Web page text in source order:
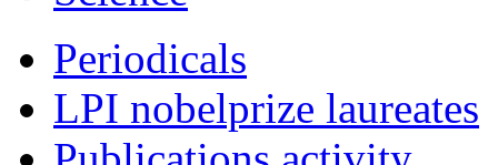
Periodicals
LPI nobelprize laureates